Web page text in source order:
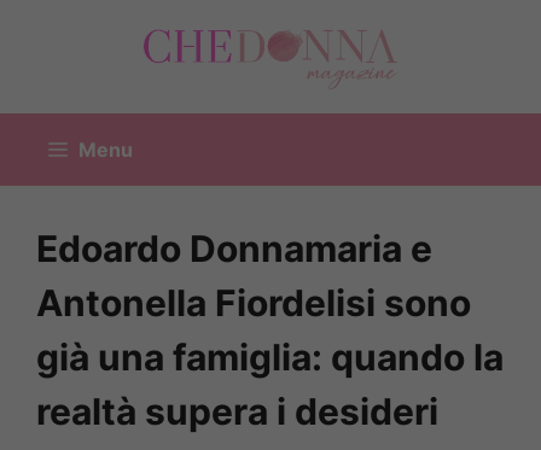
Menu
Edoardo Donnamaria e
Antonella Fiordelisi sono
già una famiglia: quando la
realtà supera i desideri